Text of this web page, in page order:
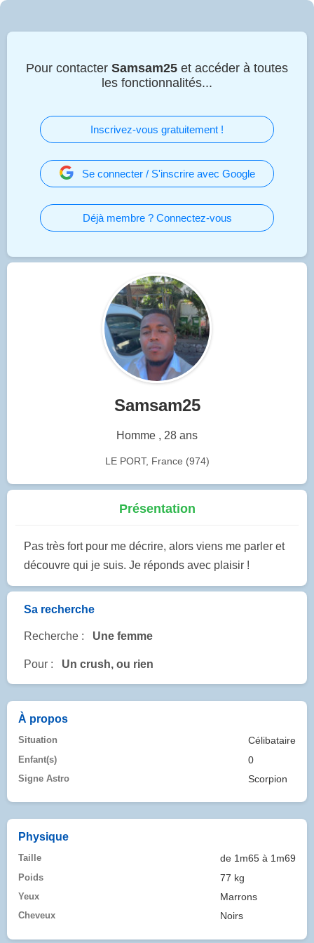
Pour contacter Samsam25 et accéder à toutes
les fonctionnalités...
Inscrivez-vous gratuitement !
Se connecter / S'inscrire avec Google
Déjà membre ? Connectez-vous
Samsam25
Homme , 28 ans
LE PORT, France (974)
Présentation
Pas très fort pour me décrire, alors viens me parler et
découvre qui je suis. Je réponds avec plaisir !
Sa recherche
Recherche : Une femme
Pour : Un crush, ou rien
À propos
Situation Célibataire
Enfant(s) 0
Signe Astro Scorpion
Physique
Taille de 1m65 à 1m69
Poids 77 kg
Yeux Marrons
Cheveux Noirs